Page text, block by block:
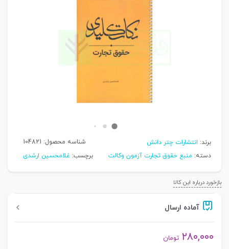
برند: انتشارات چتر دانش شناسه محصول: 104821
دسته: منبع حقوق تجارت آزمون وکالت برچسب: غلامحسین ارشدی
بازخورد درباره این کالا
آماده ارسال
۲۸۰,۰۰۰ تومان